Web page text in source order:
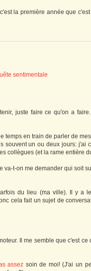
la première année que
sentimentale
juste faire ce qu'on a
temps en train de parler de
souvent un ou deux jours: j'ai
collègues (et la rame entière
t-on me demander qui soit
du lieu (ma ville). Il y a
cela fait un sujet de
Il me semble que c'est
assez soin de moi! (J'ai un